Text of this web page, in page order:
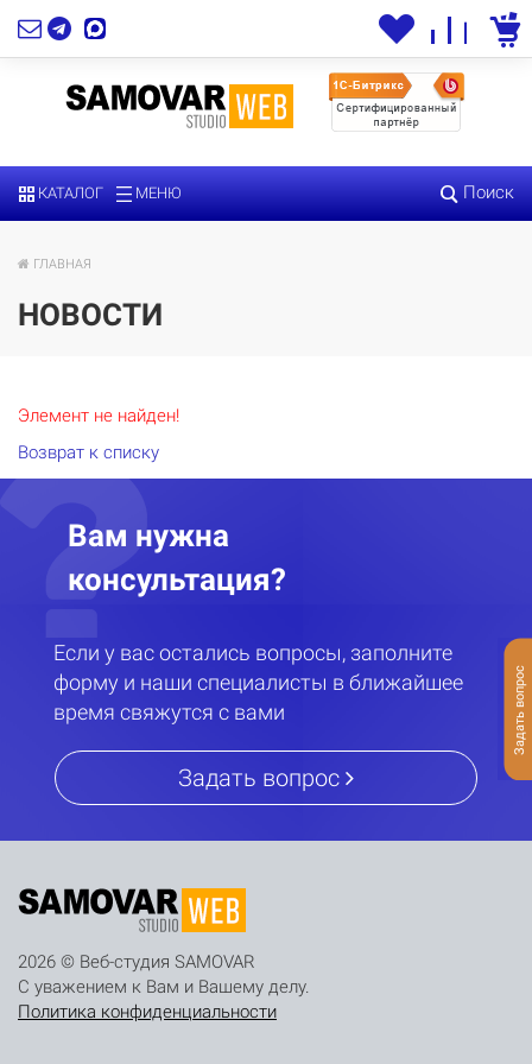
КАТАЛОГ МЕНЮ Поиск
ГЛАВНАЯ
НОВОСТИ
Элемент не найден!
Возврат к списку
Вам нужна
консультация?
Если у вас остались вопросы, заполните
форму и наши специалисты в ближайшее
время свяжутся с вами
Задать вопрос
2026 © Веб-студия SAMOVAR
С уважением к Вам и Вашему делу.
Политика конфиденциальности
Задать вопрос